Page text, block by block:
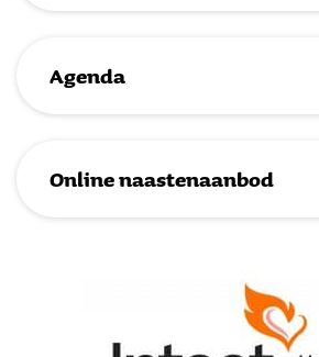
Agenda
Online naastenaanbod